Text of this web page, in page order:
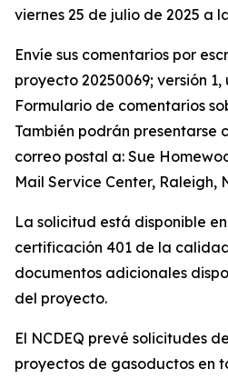
viernes 25 de julio de 2025 a
Envíe sus comentarios por
proyecto 20250069; versión
Formulario de comentarios
También podrán presentarse
correo postal a: Sue
Mail Service Center, Raleigh,
La solicitud está disponible
certificación 401 de la
documentos adicionales
del proyecto.
El NCDEQ prevé solicitudes
proyectos de gasoductos en